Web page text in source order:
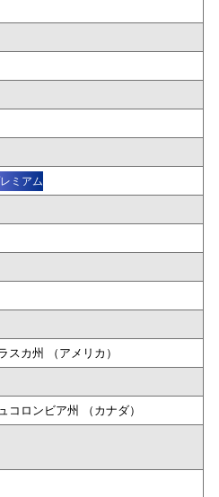
ミアム
スカ州 （アメリカ）
コロンビア州 （カナダ）